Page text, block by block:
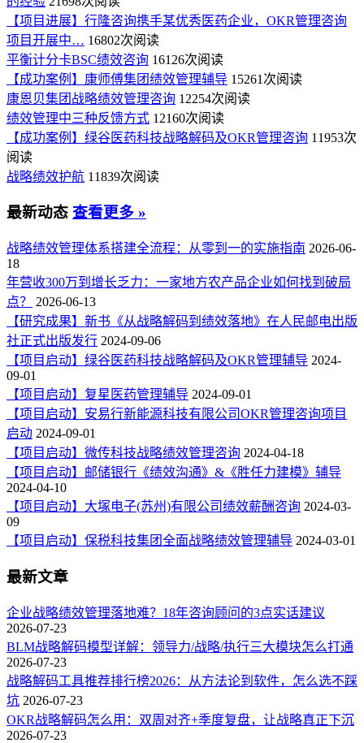
【项目进展】行隆咨询携手某优秀医药企业，OKR管理咨询
项目开展中… 16802次阅读
平衡计分卡BSC绩效咨询 16126次阅读
【成功案例】康师傅集团绩效管理辅导 15261次阅读
康恩贝集团战略绩效管理咨询 12254次阅读
绩效管理中三种反馈方式 12160次阅读
【成功案例】绿谷医药科技战略解码及OKR管理咨询 11953次
阅读
战略绩效护航 11839次阅读
最新动态 查看更多 »
战略绩效管理体系搭建全流程：从零到一的实施指南 2026-06-
18
年营收300万到增长乏力：一家地方农产品企业如何找到破局
点？
2026-06-13
【研究成果】新书《从战略解码到绩效落地》在人民邮电出版
社正式出版发行 2024-09-06
【项目启动】绿谷医药科技战略解码及OKR管理辅导 2024-
09-01
【项目启动】复星医药管理辅导 2024-09-01
【项目启动】安易行新能源科技有限公司OKR管理咨询项目
启动 2024-09-01
【项目启动】微传科技战略绩效管理咨询 2024-04-18
【项目启动】邮储银行《绩效沟通》&《胜任力建模》辅导
2024-04-10
【项目启动】大塚电子(苏州)有限公司绩效薪酬咨询 2024-03-
09
【项目启动】保税科技集团全面战略绩效管理辅导 2024-03-01
最新文章
企业战略绩效管理落地难？18年咨询顾问的3点实话建议
2026-07-23
BLM战略解码模型详解：领导力/战略/执行三大模块怎么打通
2026-07-23
战略解码工具推荐排行榜2026：从方法论到软件，怎么选不踩
坑 2026-07-23
OKR战略解码怎么用：双周对齐+季度复盘，让战略真正下沉
2026-07-23